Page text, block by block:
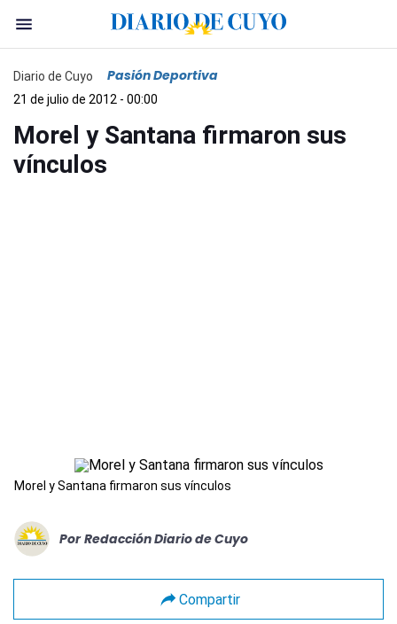
Diario de Cuyo Pasión Deportiva
21 de julio de 2012 - 00:00
Morel y Santana firmaron sus
vínculos
Morel y Santana firmaron sus vínculos
Por Redacción Diario de Cuyo
Compartir